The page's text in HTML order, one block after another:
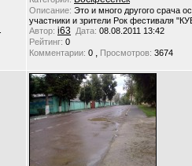
Описание: Это и много другого срача
участники и зрители Рок фестиваля
Автор: i63 Дата: 08.08.2011 13:42
Рейтинг: 0
Комментарии: 0 , Просмотров: 3674